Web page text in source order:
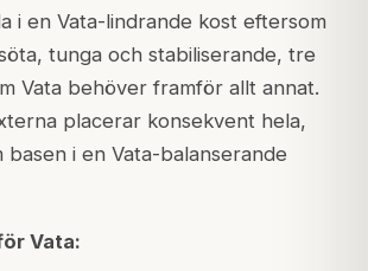
i en Vata-lindrande kost eftersom
tunga och stabiliserande, tre
Vata behöver framför allt annat.
placerar konsekvent hela,
basen i en Vata-balanserande
Vata: